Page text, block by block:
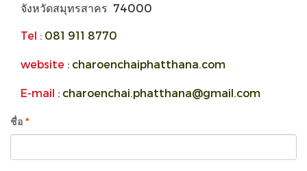
จังหวัดสมุทรสาคร 74000
Tel : 081 911 8770
website : charoenchaiphatthana.com
E-mail : charoenchai.phatthana@gmail.com
ชื่อ *